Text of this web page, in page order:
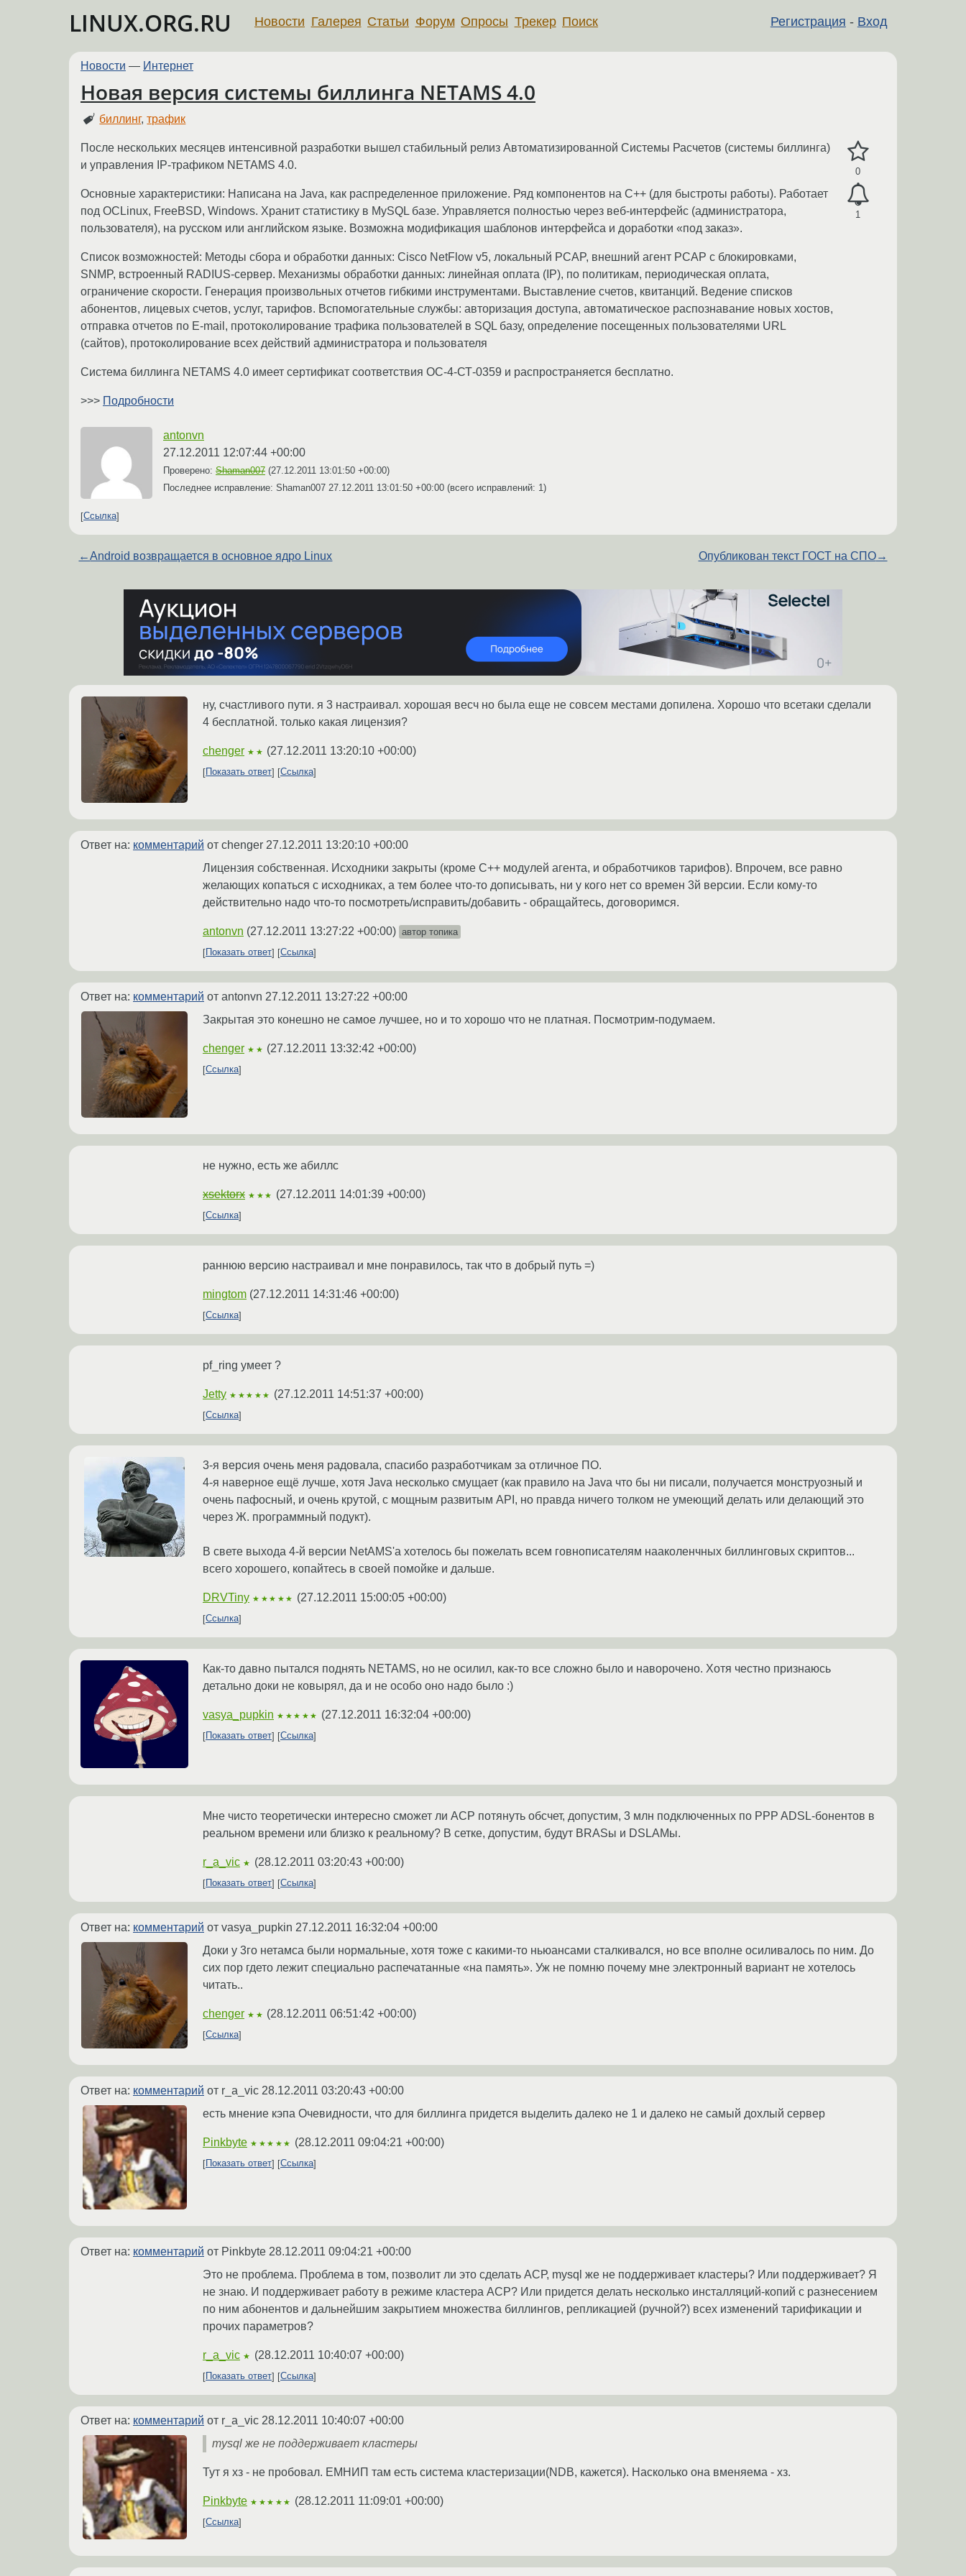
LINUX.ORG.RU Регистрация - Вход
Новости Галерея Статьи Форум Опросы Трекер Поиск
Новости — Интернет
Новая версия системы биллинга NETAMS 4.0
биллинг,трафик
0
1
После нескольких месяцев интенсивной разработки вышел стабильный релиз Автоматизированной Системы Расчетов (системы биллинга)
и управления IP-трафиком NETAMS 4.0.
Основные характеристики: Написана на Java, как распределенное приложение. Ряд компонентов на С++ (для быстроты работы). Работает
под ОСLinux, FreeBSD, Windows. Хранит статистику в MySQL базе. Управляется полностью через веб-интерфейс (администратора,
пользователя), на русском или английском языке. Возможна модификация шаблонов интерфейса и доработки «под заказ».
Список возможностей: Методы сбора и обработки данных: Cisco NetFlow v5, локальный PCAP, внешний агент PCAP с блокировками,
SNMP, встроенный RADIUS-сервер. Механизмы обработки данных: линейная оплата (IP), по политикам, периодическая оплата,
ограничение скорости. Генерация произвольных отчетов гибкими инструментами. Выставление счетов, квитанций. Ведение списков
абонентов, лицевых счетов, услуг, тарифов. Вспомогательные службы: авторизация доступа, автоматическое распознавание новых хостов,
отправка отчетов по E-mail, протоколирование трафика пользователей в SQL базу, определение посещенных пользователями URL
(сайтов), протоколирование всех действий администратора и пользователя
Система биллинга NETAMS 4.0 имеет сертификат соответствия ОС-4-СТ-0359 и распространяется бесплатно.
>>> Подробности
antonvn
27.12.2011 12:07:44 +00:00
Проверено: Shaman007 (27.12.2011 13:01:50 +00:00)
Последнее исправление: Shaman007 27.12.2011 13:01:50 +00:00 (всего исправлений: 1)
Ссылка
←Android возвращается в основное ядро Linux Опубликован текст ГОСТ на СПО→
ну, счастливого пути. я 3 настраивал. хорошая весч но была еще не совсем местами допилена. Хорошо что всетаки сделали
4 бесплатной. только какая лицензия?
chenger ★★ (27.12.2011 13:20:10 +00:00)
Показать ответ Ссылка
Ответ на: комментарий от chenger 27.12.2011 13:20:10 +00:00
Лицензия собственная. Исходники закрыты (кроме С++ модулей агента, и обработчиков тарифов). Впрочем, все равно
желающих копаться с исходниках, а тем более что-то дописывать, ни у кого нет со времен 3й версии. Если кому-то
действительно надо что-то посмотреть/исправить/добавить - обращайтесь, договоримся.
antonvn (27.12.2011 13:27:22 +00:00) автор топика
Показать ответ
Ссылка
Ответ на: комментарий от antonvn 27.12.2011 13:27:22 +00:00
Закрытая это конешно не самое лучшее, но и то хорошо что не платная. Посмотрим-подумаем.
chenger ★★ (27.12.2011 13:32:42 +00:00)
Ссылка
не нужно, есть же абиллс
xsektorx ★★★ (27.12.2011 14:01:39 +00:00)
Ссылка
раннюю версию настраивал и мне понравилось, так что в добрый путь =)
mingtom (27.12.2011 14:31:46 +00:00)
Ссылка
pf_ring умеет ?
Jetty ★★★★★ (27.12.2011 14:51:37 +00:00)
Ссылка
3-я версия очень меня радовала, спасибо разработчикам за отличное ПО.
4-я наверное ещё лучше, хотя Java несколько смущает (как правило на Java что бы ни писали, получается монструозный и
очень пафосный, и очень крутой, с мощным развитым API, но правда ничего толком не умеющий делать или делающий это
через Ж. программный подукт).
В свете выхода 4-й версии NetAMS'а хотелось бы пожелать всем говнописателям нааколенчных биллинговых скриптов...
всего хорошего, копайтесь в своей помойке и дальше.
DRVTiny ★★★★★ (27.12.2011 15:00:05 +00:00)
Ссылка
Как-то давно пытался поднять NETAMS, но не осилил, как-то все сложно было и наворочено. Хотя честно признаюсь
детально доки не ковырял, да и не особо оно надо было :)
vasya_pupkin ★★★★★ (27.12.2011 16:32:04 +00:00)
Показать ответ Ссылка
Мне чисто теоретически интересно сможет ли АСР потянуть обсчет, допустим, 3 млн подключенных по PPP ADSL-бонентов в
реальном времени или близко к реальному? В сетке, допустим, будут BRASы и DSLAMы.
r_a_vic ★ (28.12.2011 03:20:43 +00:00)
Показать ответ Ссылка
Ответ на: комментарий от vasya_pupkin 27.12.2011 16:32:04 +00:00
Доки у 3го нетамса были нормальные, хотя тоже с какими-то ньюансами сталкивался, но все вполне осиливалось по ним. До
сих пор гдето лежит специально распечатанные «на память». Уж не помню почему мне электронный вариант не хотелось
читать..
chenger ★★ (28.12.2011 06:51:42 +00:00)
Ссылка
Ответ на: комментарий от r_a_vic 28.12.2011 03:20:43 +00:00
есть мнение кэпа Очевидности, что для биллинга придется выделить далеко не 1 и далеко не самый дохлый сервер
Pinkbyte ★★★★★ (28.12.2011 09:04:21 +00:00)
Показать ответ Ссылка
Ответ на: комментарий от Pinkbyte 28.12.2011 09:04:21 +00:00
Это не проблема. Проблема в том, позволит ли это сделать АСР, mysql же не поддерживает кластеры? Или поддерживает? Я
не знаю. И поддерживает работу в режиме кластера АСР? Или придется делать несколько инсталляций-копий с разнесением
по ним абонентов и дальнейшим закрытием множества биллингов, репликацией (ручной?) всех изменений тарификации и
прочих параметров?
r_a_vic ★ (28.12.2011 10:40:07 +00:00)
Показать ответ Ссылка
Ответ на: комментарий от r_a_vic 28.12.2011 10:40:07 +00:00
mysql же не поддерживает кластеры
Тут я хз - не пробовал. ЕМНИП там есть система кластеризации(NDB, кажется). Насколько она вменяема - хз.
Pinkbyte ★★★★★ (28.12.2011 11:09:01 +00:00)
Ссылка